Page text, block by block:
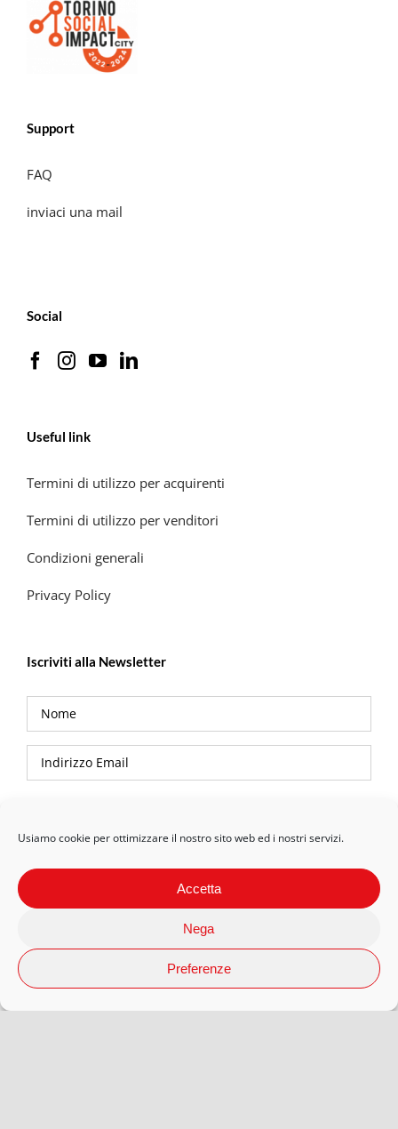
Usiamo cookie per ottimizzare il nostro sito web ed i nostri servizi.
Accetta
Nega
Preferenze
Support
FAQ
inviaci una mail
Social
Useful link
Termini di utilizzo per acquirenti
Termini di utilizzo per venditori
Condizioni generali
Privacy Policy
Iscriviti alla Newsletter